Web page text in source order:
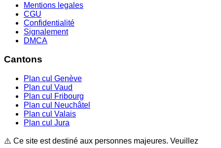
Mentions legales
CGU
Confidentialité
Signalement
DMCA
Cantons
Plan cul Genève
Plan cul Vaud
Plan cul
Fribourg
Plan cul
Neuchâtel
Plan cul Valais
Plan cul Jura
⚠️ Ce site est destiné aux personnes majeures. Veuillez